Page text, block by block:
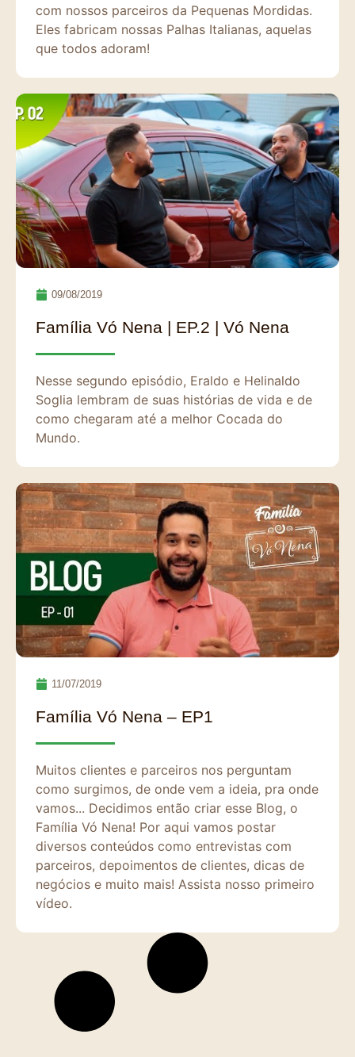
com nossos parceiros da Pequenas Mordidas.
Eles fabricam nossas Palhas Italianas, aquelas
que todos adoram!
09/08/2019
Família Vó Nena | EP.2 | Vó Nena
Nesse segundo episódio, Eraldo e Helinaldo
Soglia lembram de suas histórias de vida e de
como chegaram até a melhor Cocada do
Mundo.
11/07/2019
Família Vó Nena – EP1
Muitos clientes e parceiros nos perguntam
como surgimos, de onde vem a ideia, pra onde
vamos... Decidimos então criar esse Blog, o
Família Vó Nena! Por aqui vamos postar
diversos conteúdos como entrevistas com
parceiros, depoimentos de clientes, dicas de
negócios e muito mais! Assista nosso primeiro
vídeo.